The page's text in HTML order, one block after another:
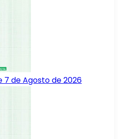
7 de Agosto de 2026